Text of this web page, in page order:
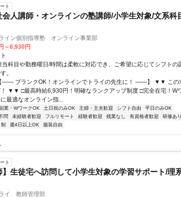
ト
会人講師・オンラインの塾講師/小学生対象/文系
イン個別指導塾 オンライン事業部
～6,930円
当科目や勤務曜日/時間は柔軟に対応でき、ご希望に応じてシフトの
。
―― ブランクOK！オンラインでトライの先生に！ ――】 ▼▼ この
！ ▼▼ □最高時給6,930円！明確なランクアップ制度 □完全在宅！W
最適なオンライン指...
業・WワークOK 土日祝のみOK 主婦・主夫歓迎 シフト自由
平日のみOK
問 未経験者歓迎 フルリモート 経験者歓迎 残業なし 有資格者歓迎
研修あり
週4日以上OK 服装自由
ト
】生徒宅へ訪問して小学生対象の学習サポート/理
イ 教師管理部